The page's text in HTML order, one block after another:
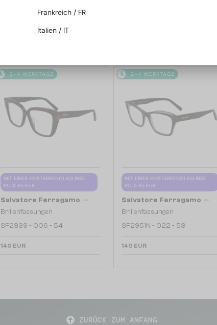
2-4 WERKTAGE
MIT EINER EINSTÄRKENGLASLINSE
PLUS 65 EUR
Salvatore Ferragamo —
Brillenfassungen
SF2939 - 006 - 54
140 EUR
2-4 WERKTAGE
MIT EINER EINSTÄRKENGLASLINSE
PLUS 65 EUR
Salvatore Ferragamo —
Brillenfassungen
SF2951N - 022 - 53
140 EUR
ZURÜCK ZUM ANFANG
Frankreich / FR
Italien / IT